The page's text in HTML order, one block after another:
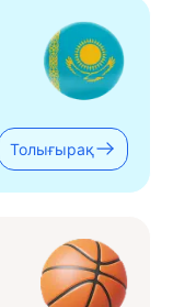
Толығырақ